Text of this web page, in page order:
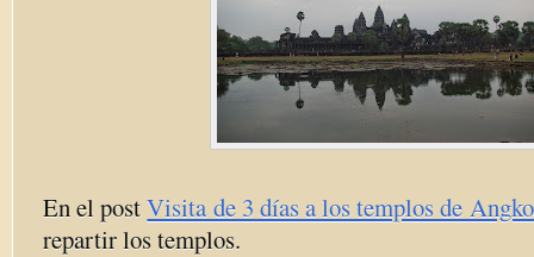
En el postVisita de 3 días a los templos de
repartir los templos.